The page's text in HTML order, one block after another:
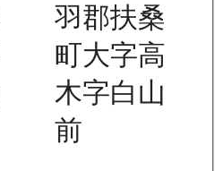
羽郡扶桑
町大字高
木字白山
前